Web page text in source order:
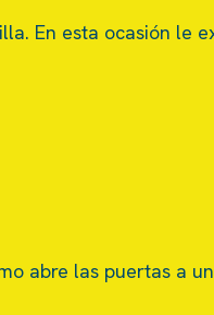
En esta ocasión le
abre las puertas a